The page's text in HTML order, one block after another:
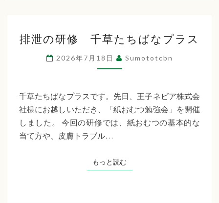
泄
の
研
千
草
た
な
排泄の研修 千草たちばなプラス
2026年7月18日 Sumototcbn
千草たちばなプラスです。先日、王子ネピア株式会
社様にお越しいただき、「紙おむつ勉強会」を開催
しました。 今回の研修では、紙おむつの基本的な
当て方や、皮膚トラブル…
もっと読むもっと読む